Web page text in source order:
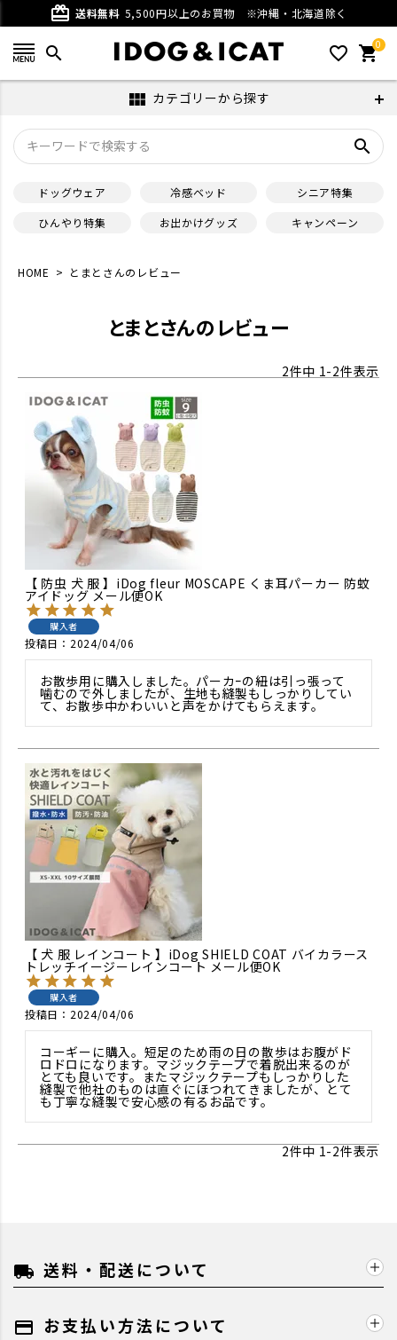
card_giftcard 送料無料 5,500円以上のお買物 ※沖縄・北海道除く
search favorite_outline 0
shopping_cart
view_module カテゴリーから探す
search
ドッグウェア 冷感ベッド
シニア特集
ひんやり特集
お出かけグッズ キャンペーン
HOME とまとさんのレビュー
とまとさんのレビュー
2件中 1-2件表示
【 防虫 犬 服 】iDog fleur MOSCAPE くま耳パーカー 防蚊
アイドッグ メール便OK
購入者
投稿日 2024/04/06
お散歩用に購入しました。パーカｰの紐は引っ張って
噛むので外しましたが、生地も縫製もしっかりしてい
て、お散歩中かわいいと声をかけてもらえます。
【 犬 服 レインコート 】iDog SHIELD COAT バイカラース
トレッチイージーレインコート メール便OK
購入者
投稿日 2024/04/06
コーギーに購入。短足のため雨の日の散歩はお腹がド
ロドロになります。マジックテープで着脱出来るのが
とても良いです。またマジックテープもしっかりした
縫製で他社のものは直ぐにほつれてきましたが、とて
も丁寧な縫製で安心感の有るお品です。
2件中 1-2件表示
local_shipping 送料・配送について
payment お支払い方法について